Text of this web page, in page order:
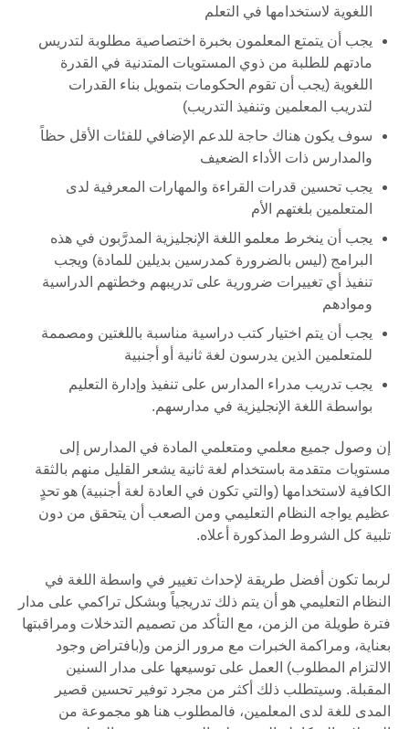
اللغوية لاستخدامها في التعلم
يجب أن يتمتع المعلمون بخبرة اختصاصية مطلوبة لتدريس
مادتهم للطلبة من ذوي المستويات المتدنية في القدرة
اللغوية (يجب أن تقوم الحكومات بتمويل بناء القدرات
لتدريب المعلمين وتنفيذ التدريب)
سوف يكون هناك حاجة للدعم الإضافي للفئات الأقل حظاً
والمدارس ذات الأداء الضعيف
يجب تحسين قدرات القراءة والمهارات المعرفية لدى
المتعلمين بلغتهم الأم
يجب أن ينخرط معلمو اللغة الإنجليزية المدرَّبون في هذه
البرامج (ليس بالضرورة كمدرسين بديلين للمادة) ويجب
تنفيذ أي تغييرات ضرورية على تدريبهم وخطتهم الدراسية
وموادهم
يجب أن يتم اختيار كتب دراسية مناسبة باللغتين ومصممة
للمتعلمين الذين يدرسون لغة ثانية أو أجنبية
يجب تدريب مدراء المدارس على تنفيذ وإدارة التعليم
بواسطة اللغة الإنجليزية في مدارسهم.
إن وصول جميع معلمي ومتعلمي المادة في المدارس إلى
مستويات متقدمة باستخدام لغة ثانية يشعر القليل منهم بالثقة
الكافية لاستخدامها (والتي تكون في العادة لغة أجنبية) هو تحدٍ
عظيم يواجه النظام التعليمي ومن الصعب أن يتحقق من دون
تلبية كل الشروط المذكورة أعلاه.
لربما تكون أفضل طريقة لإحداث تغيير في واسطة اللغة في
النظام التعليمي هو أن يتم ذلك تدريجياً وبشكل تراكمي على مدار
فترة طويلة من الزمن، مع التأكد من تصميم التدخلات ومراقبتها
بعناية، ومراكمة الخبرات مع مرور الزمن و(بافتراض وجود
الالتزام المطلوب) العمل على توسيعها على مدار السنين
المقبلة. وسيتطلب ذلك أكثر من مجرد توفير تحسين قصير
المدى للغة لدى المعلمين، فالمطلوب هنا هو مجموعة من